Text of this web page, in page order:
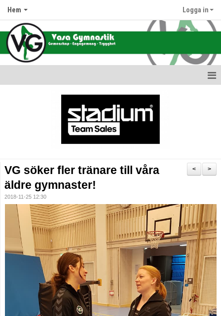
Hem Logga in
Avgifter
Hallar & Lokaler
Medlemskap
Vill du bli tränare?
Beställ föreningskläder
>
<
VG söker fler tränare till våra
äldre gymnaster!
2018-11-25 12:30